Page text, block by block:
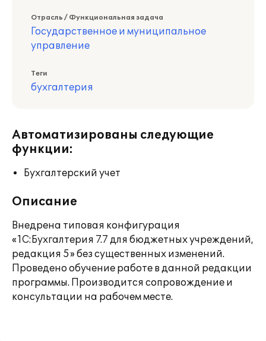
Отрасль / Функциональная задача
Государственное и муниципальное
управление
Теги
бухгалтерия
Автоматизированы следующие
функции:
Бухгалтерский учет
Описание
Внедрена типовая конфигурация
«1С:Бухгалтерия 7.7 для бюджетных учреждений,
редакция 5» без существенных изменений.
Проведено обучение работе в данной редакции
программы. Производится сопровождение и
консультации на рабочем месте.